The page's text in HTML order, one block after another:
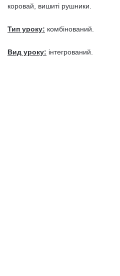
коровай, вишиті рушники.
Тип уроку: комбінований.
Вид уроку: інтегрований.